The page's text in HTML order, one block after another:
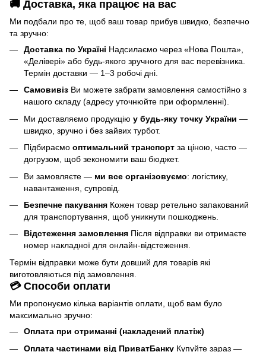
🚚 Доставка, яка працює на вас
Ми подбали про те, щоб ваш товар прибув швидко, безпечно
та зручно:
Доставка по Україні Надсилаємо через «Нова Пошта»,
«Делівері» або будь-якого зручного для вас перевізника.
Термін доставки — 1–3 робочі дні.
Самовивіз Ви можете забрати замовлення самостійно з
нашого складу (адресу уточнюйте при оформленні).
Ми доставляємо продукцію у будь-яку точку України —
швидко, зручно і без зайвих турбот.
Підбираємо оптимальний транспорт за ціною, часто —
догрузом, щоб зекономити ваш бюджет.
Ви замовляєте — ми все організовуємо: логістику,
навантаження, супровід.
Безпечне пакування Кожен товар ретельно запакований
для транспортування, щоб уникнути пошкоджень.
Відстеження замовлення Після відправки ви отримаєте
номер накладної для онлайн-відстеження.
Термін відправки може бути довший для товарів які
виготовляються під замовлення.
💳 Способи оплати
Ми пропонуємо кілька варіантів оплати, щоб вам було
максимально зручно:
Оплата при отриманні (накладений платіж)
Оплата частинами від ПриватБанку Купуйте зараз —